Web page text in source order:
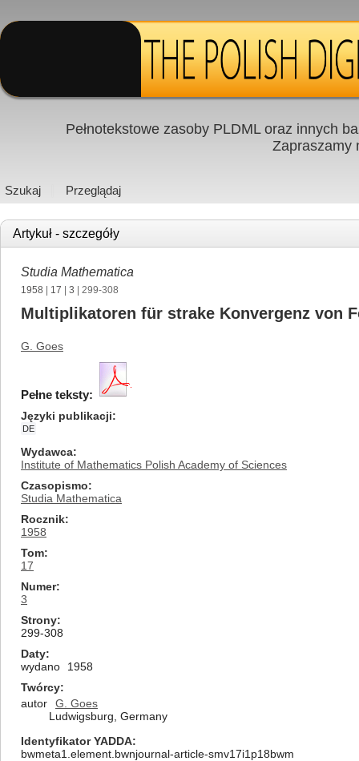
Pełnotekstowe zasoby PLDML oraz innych
Zapraszamy
Szukaj Przeglądaj
Artykuł - szczegóły
Studia Mathematica
1958 17 3 | 299-308
Multiplikatoren für strake Konvergenz von
G. Goes
Pełne teksty:
Języki publikacji
DE
Wydawca
Institute of Mathematics Polish Academy of Sciences
Czasopismo
Studia Mathematica
Rocznik
1958
Tom
17
Numer
3
Strony
299-308
Daty
wydano
1958
Twórcy
autor
G. Goes
Ludwigsburg, Germany
Identyfikator YADDA
bwmeta1.element.bwnjournal-article-smv17i1p18bwm